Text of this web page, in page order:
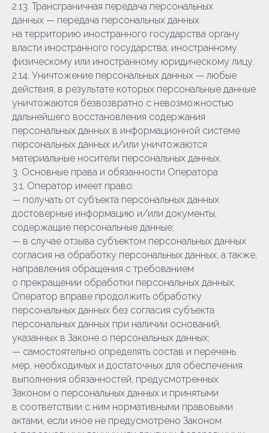
2.13. Трансграничная передача персональных
данных — передача персональных данных
на территорию иностранного государства органу
власти иностранного государства, иностранному
физическому или иностранному юридическому лицу.
2.14. Уничтожение персональных данных — любые
действия, в результате которых персональные данные
уничтожаются безвозвратно с невозможностью
дальнейшего восстановления содержания
персональных данных в информационной системе
персональных данных и/или уничтожаются
материальные носители персональных данных.
3. Основные права и обязанности Оператора
3.1. Оператор имеет право:
— получать от субъекта персональных данных
достоверные информацию и/или документы,
содержащие персональные данные;
— в случае отзыва субъектом персональных данных
согласия на обработку персональных данных, а также,
направления обращения с требованием
о прекращении обработки персональных данных,
Оператор вправе продолжить обработку
персональных данных без согласия субъекта
персональных данных при наличии оснований,
указанных в Законе о персональных данных;
— самостоятельно определять состав и перечень
мер, необходимых и достаточных для обеспечения
выполнения обязанностей, предусмотренных
Законом о персональных данных и принятыми
в соответствии с ним нормативными правовыми
актами, если иное не предусмотрено Законом